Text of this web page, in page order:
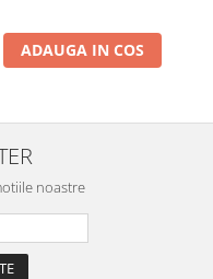
ADAUGA IN COS
noastre